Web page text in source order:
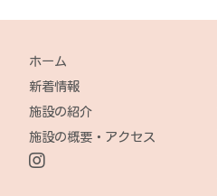
ホーム
新着情報
施設の紹介
施設の概要・アクセス